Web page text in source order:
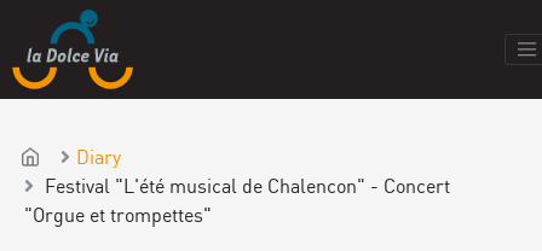
Diary
Festival "L'été musical de Chalencon" - Concert
"Orgue et trompettes"